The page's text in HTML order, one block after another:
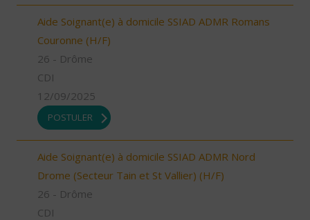
Aide Soignant(e) à domicile SSIAD ADMR Romans
Couronne (H/F)
26 - Drôme
CDI
12/09/2025
POSTULER
Aide Soignant(e) à domicile SSIAD ADMR Nord
Drome (Secteur Tain et St Vallier) (H/F)
26 - Drôme
CDI